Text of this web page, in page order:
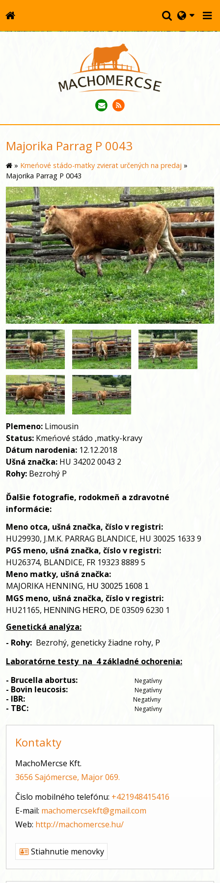
Majorika Parrag P 0043
» Kmeńové stádo-matky zvierat určených na predaj »
Majorika Parrag P 0043
Plemeno: Limousin
Status: Kmeńové stádo ,matky-kravy
Dátum narodenia: 12.12.2018
Ušná značka: HU 34202 0043 2
Rohy: Bezrohý P
Ďalšie fotografie, rodokmeň a zdravotné
informácie:
Meno otca, ušná značka, číslo v registri:
HU29930, J.M.K. PARRAG BLANDICE, HU 30025 1633 9
PGS meno, ušná značka, číslo v registri:
HU26374, BLANDICE, FR 19323 8889 5
Meno matky, ušná značka:
MAJORIKA HENNING, HU 30025 1608 1
MGS meno, ušná značka, číslo v registri:
HU21165, HENNING HERO, DE 03509 6230 1
Genetická analýza:
- Rohy: Bezrohý, geneticky žiadne rohy, P
Laboratórne testy na 4 základné ochorenia:
- Brucella abortus:
Negatívny
- Bovin leucosis: Negatívny
- IBR: Negatívny
- TBC: Negatívny
Kontakty
MachoMercse Kft.
3656 Sajómercse, Major 069.
Čislo mobilného telefónu: +421948415416
E-mail: machomercsekft@gmail.com
Web: http://machomercse.hu/
Stiahnutie menovky